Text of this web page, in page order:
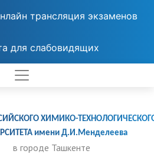
трансляция экзаменов
для слабовидящих
ХИМИКО-
имени Д.И.Менделеева
в городе Ташкенте